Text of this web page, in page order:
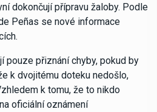
dokončují přípravu žaloby. Podle
Peñas se nové informace
pouze přiznání chyby, pokud by
k dvojitému doteku nedošlo,
k tomu, že to nikdo
oficiální oznámení